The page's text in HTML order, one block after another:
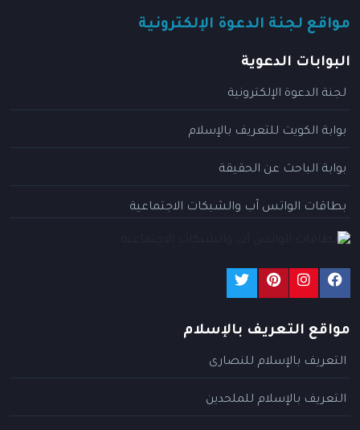
مواقع لجنة الدعوة الإلكترونية
البوابات الدعوية
لجنة الدعوة الإلكترونية
بوابة الكويت للتعريف بالإسلام
بوابة الباحث عن الحقيقة
بطاقات الواتس آب والشبكات الاجتماعية
مواقع التعريف بالإسلام
التعريف بالإسلام للنصارى
التعريف بالإسلام للملحدين